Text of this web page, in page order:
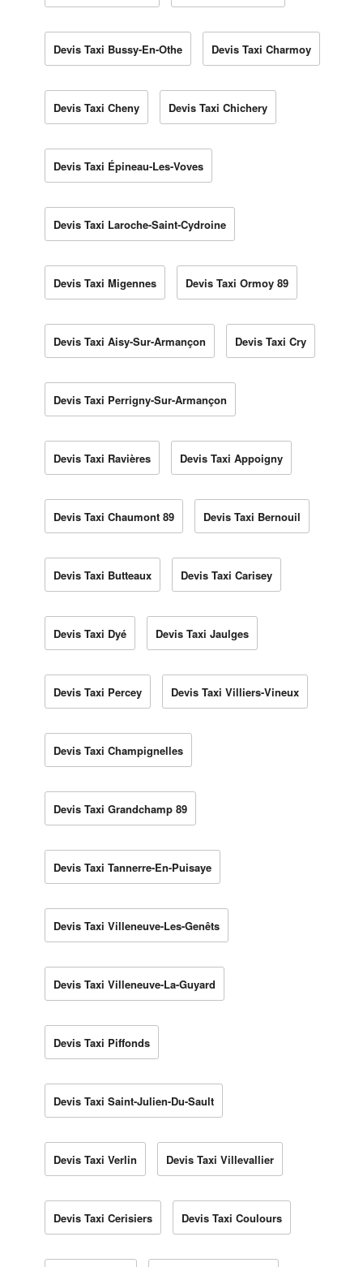
Devis Taxi Bussy-En-Othe Devis Taxi Charmoy
Devis Taxi Cheny Devis Taxi Chichery
Devis Taxi Épineau-Les-Voves
Devis Taxi Laroche-Saint-Cydroine
Devis Taxi Migennes Devis Taxi Ormoy 89
Devis Taxi Aisy-Sur-Armançon Devis Taxi Cry
Devis Taxi Perrigny-Sur-Armançon
Devis Taxi Ravières Devis Taxi Appoigny
Devis Taxi Chaumont 89 Devis Taxi Bernouil
Devis Taxi Butteaux Devis Taxi Carisey
Devis Taxi Dyé Devis Taxi Jaulges
Devis Taxi Percey Devis Taxi Villiers-Vineux
Devis Taxi Champignelles
Devis Taxi Grandchamp 89
Devis Taxi Tannerre-En-Puisaye
Devis Taxi Villeneuve-Les-Genêts
Devis Taxi Villeneuve-La-Guyard
Devis Taxi Piffonds
Devis Taxi Saint-Julien-Du-Sault
Devis Taxi Verlin Devis Taxi Villevallier
Devis Taxi Cerisiers Devis Taxi Coulours